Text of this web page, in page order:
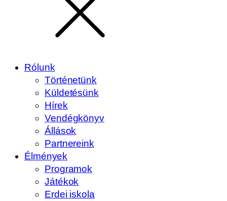
Rólunk
Történetünk
Küldetésünk
Hírek
Vendégkönyv
Állások
Partnereink
Élmények
Programok
Játékok
Erdei iskola